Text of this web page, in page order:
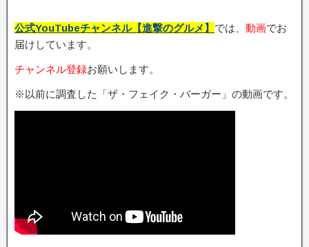
公式YouTubeチャンネル【進撃のグルメ】 では、 動画でお
届けしています。
チャンネル登録お願いします。
※以前に調査した「ザ・フェイク・バーガー」の動画です。